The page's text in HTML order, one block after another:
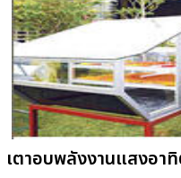
เตาอบพลังงานแสงอา